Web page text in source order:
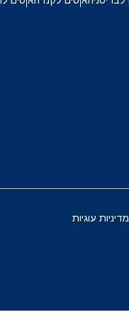
מדיניות עוגיות
TWD - דולר טייוואני חדש